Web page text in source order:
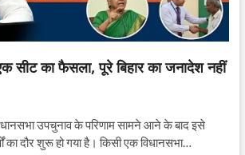
सीट का फैसला, पूरे बिहार का जनादेश नहीं
उपचुनाव के परिणाम सामने आने के बाद इसे
का दौर शुरू हो गया है। किसी एक विधानसभा…